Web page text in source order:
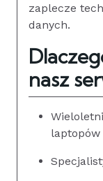
zaplecze
danych.
nasz
laptopów